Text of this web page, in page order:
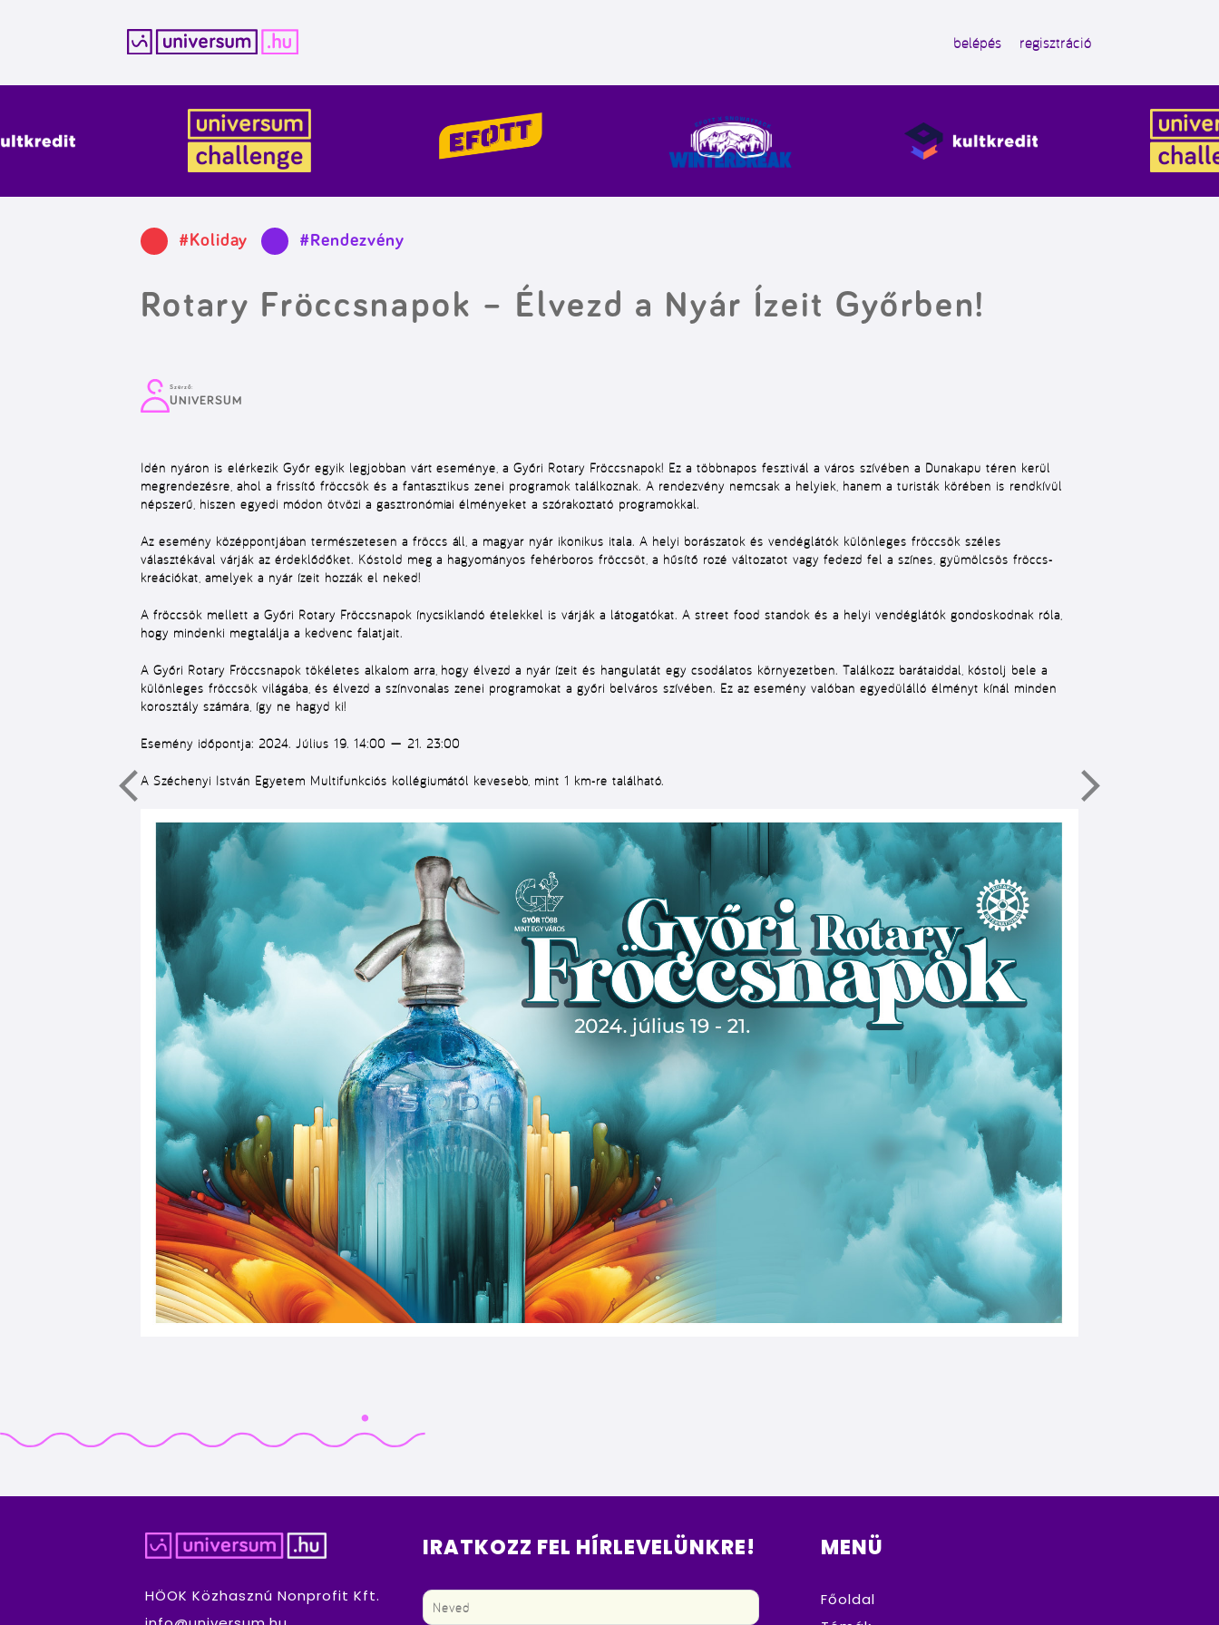
belépés regisztráció
#Koliday #Rendezvény
Rotary Fröccsnapok – Élvezd a Nyár Ízeit Győrben!
Szerző:
UNIVERSUM
Idén nyáron is elérkezik Győr egyik legjobban várt eseménye, a Győri Rotary Fröccsnapok! Ez a többnapos fesztivál a város szívében a Dunakapu téren kerül
megrendezésre, ahol a frissítő fröccsök és a fantasztikus zenei programok találkoznak. A rendezvény nemcsak a helyiek, hanem a turisták körében is rendkívül
népszerű, hiszen egyedi módon ötvözi a gasztronómiai élményeket a szórakoztató programokkal.
Az esemény középpontjában természetesen a fröccs áll, a magyar nyár ikonikus itala. A helyi borászatok és vendéglátók különleges fröccsök széles
választékával várják az érdeklődőket. Kóstold meg a hagyományos fehérboros fröccsöt, a hűsítő rozé változatot vagy fedezd fel a színes, gyümölcsös fröccs-
kreációkat, amelyek a nyár ízeit hozzák el neked!
A fröccsök mellett a Győri Rotary Fröccsnapok ínycsiklandó ételekkel is várják a látogatókat. A street food standok és a helyi vendéglátók gondoskodnak róla,
hogy mindenki megtalálja a kedvenc falatjait.
A Győri Rotary Fröccsnapok tökéletes alkalom arra, hogy élvezd a nyár ízeit és hangulatát egy csodálatos környezetben. Találkozz barátaiddal, kóstolj bele a
különleges fröccsök világába, és élvezd a színvonalas zenei programokat a győri belváros szívében. Ez az esemény valóban egyedülálló élményt kínál minden
korosztály számára, így ne hagyd ki!
Esemény időpontja: 2024. Július 19. 14:00 — 21. 23:00
A Széchenyi István Egyetem Multifunkciós kollégiumától kevesebb, mint 1 km-re található.
HÖOK Közhasznú Nonprofit Kft.
IRATKOZZ FEL HÍRLEVELÜNKRE! MENÜ
Főoldal